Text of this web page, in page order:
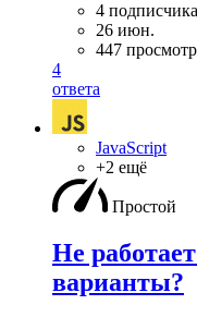
4 подписчика
26 июн.
447
4
ответа
JavaScript
+2 ещё
Простой
Не
варианты?